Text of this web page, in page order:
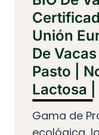
Unión
De
Pasto |
Lactosa
Gama de